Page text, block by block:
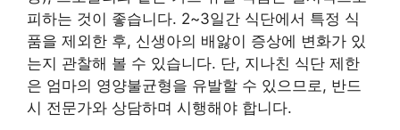
피하는 것이 좋습니다. 2~3일간 식단에서 특정 식
품을 제외한 후, 신생아의 배앓이 증상에 변화가 있
는지 관찰해 볼 수 있습니다. 단, 지나친 식단 제한
은 엄마의 영양불균형을 유발할 수 있으므로, 반드
시 전문가와 상담하며 시행해야 합니다.